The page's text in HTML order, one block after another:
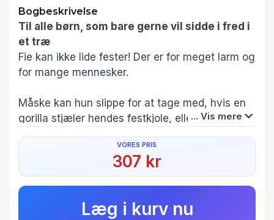
Bogbeskrivelse
Til alle børn, som bare gerne vil sidde i fred i
et træ
Fie kan ikke lide fester! Der er for meget larm og
for mange mennesker.
Måske kan hun slippe for at tage med, hvis en
gorilla stjæler hendes festkjole, eller hvis en
kæmpefrø æder hendes sko.
Eller måske kunne Fie finde et dejlig roligt sted
til festen og møde en, som har det på samme
måde.
... Vis mere
VORES PRIS
307 kr
Læg i kurv nu